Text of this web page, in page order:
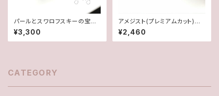
パールとスワロフスキーの宝石
箱シリーズ＊ポストピアス･イヤ
リング
¥3,300
アメジスト(プレミアムカット)＊
ガーネット♪アメリカンピアス
¥2,460
CATEGORY